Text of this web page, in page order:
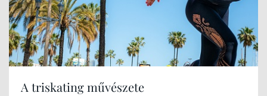
A triskating művészete